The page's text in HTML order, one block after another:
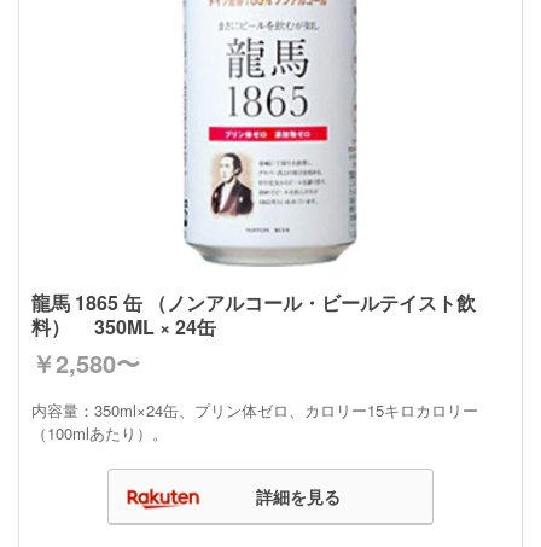
龍馬 1865 缶 （ノンアルコール・ビールテイスト飲
料） 350ML × 24缶
￥2,580〜
内容量：350ml×24缶、プリン体ゼロ、カロリー15キロカロリー
（100mlあたり）。
詳細を見る